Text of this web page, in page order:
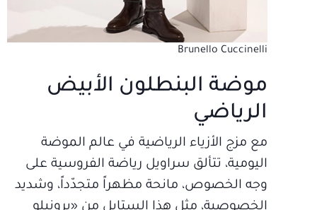
Brunello Cuccinelli
موضة البنطلون الأبيض
الرياضي
مع مزج الأزياء الرياضية في عالم الموضة
اليومية، تتألق سراويل رياضة الفروسية على
وجه الخصوص، مانحة مظهراً متجدّداً، وشديد